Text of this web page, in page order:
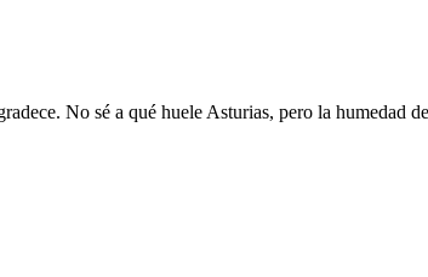
No sé a qué huele Asturias, pero la humedad